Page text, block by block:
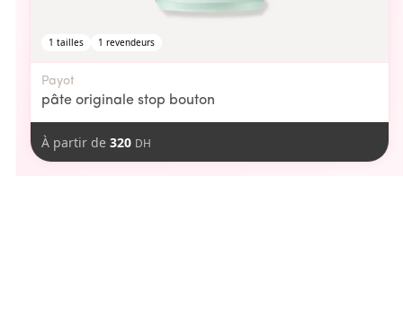
1 tailles 1 revendeurs
Payot
pâte originale stop bouton
À partir de 320 DH